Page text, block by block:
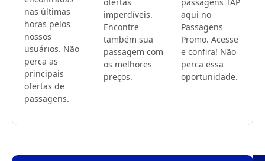
nas últimas
horas pelos
nossos
usuários. Não
perca as
principais
ofertas de
passagens.
imperdíveis.
Encontre
também sua
passagem com
os melhores
preços.
aqui no
Passagens
Promo. Acesse
e confira! Não
perca essa
oportunidade.